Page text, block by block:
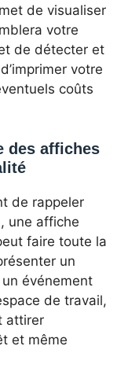
de visualiser
votre
de détecter et
votre
coûts
des affiches
de rappeler
une affiche
faire toute la
un
événement
de travail,
attirer
et même